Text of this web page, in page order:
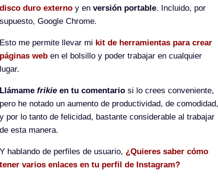
disco duro externo y en versión portable. Incluido, por
supuesto, Google Chrome.
Esto me permite llevar mi kit de herramientas para crear
páginas web en el bolsillo y poder trabajar en cualquier
lugar.
Llámame frikie en tu comentario si lo crees conveniente,
pero he notado un aumento de productividad, de comodidad,
y por lo tanto de felicidad, bastante considerable al trabajar
de esta manera.
Y hablando de perfiles de usuario, ¿Quieres saber cómo
tener varios enlaces en tu perfil de Instagram?